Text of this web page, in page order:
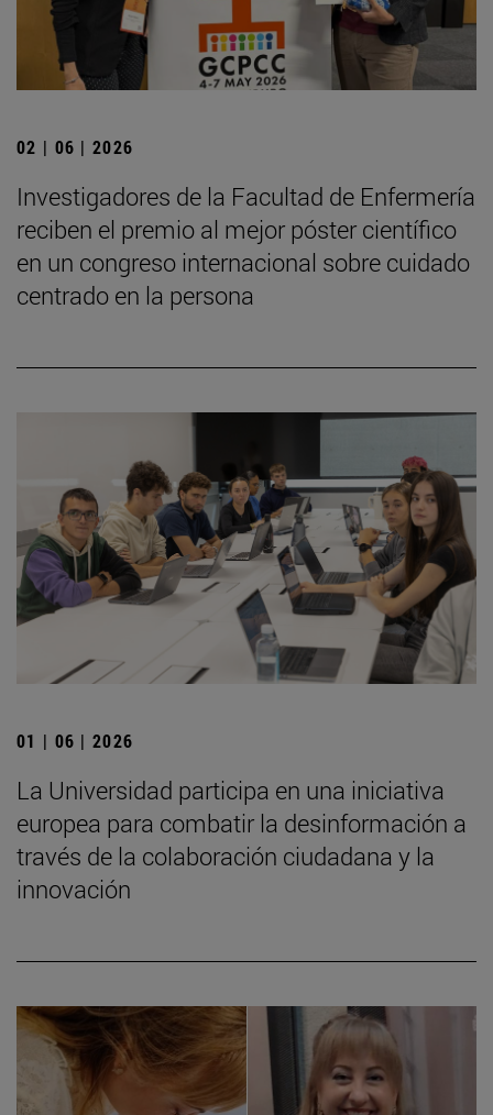
02 | 06 | 2026
Investigadores de la Facultad de Enfermería
reciben el premio al mejor póster científico
en un congreso internacional sobre cuidado
centrado en la persona
01 | 06 | 2026
La Universidad participa en una iniciativa
europea para combatir la desinformación a
través de la colaboración ciudadana y la
innovación